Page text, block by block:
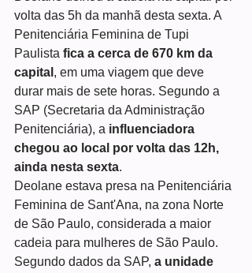
volta das 5h da manhã desta sexta. A
Penitenciária Feminina de Tupi
Paulista fica a cerca de 670 km da
capital , em uma viagem que deve
durar mais de sete horas. Segundo a
SAP (Secretaria da Administração
Penitenciária), a influenciadora
chegou ao local por volta das 12h,
ainda nesta sexta.
Deolane estava presa na Penitenciária
Feminina de Sant'Ana, na zona Norte
de São Paulo, considerada a maior
cadeia para mulheres de São Paulo.
Segundo dados da SAP, a unidade